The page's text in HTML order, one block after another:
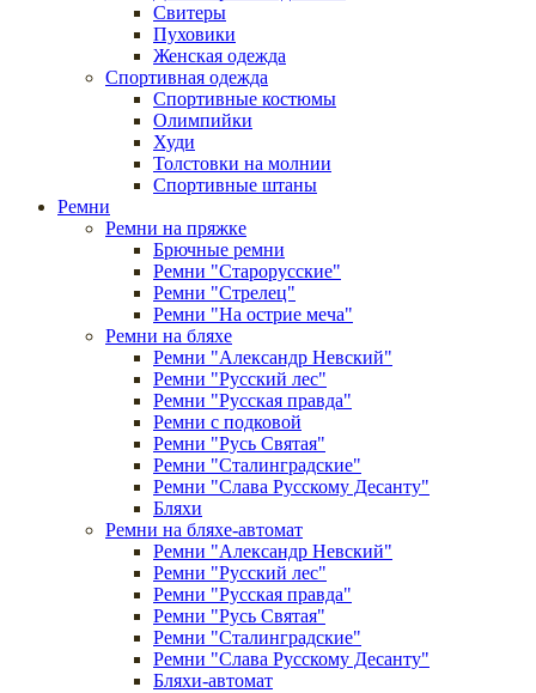
Свитеры
Пуховики
Женская одежда
Спортивная одежда
Спортивные костюмы
Олимпийки
Худи
Толстовки на молнии
Спортивные штаны
Ремни
Ремни на пряжке
Брючные ремни
Ремни "Старорусские"
Ремни "Стрелец"
Ремни "На острие меча"
Ремни на бляхе
Ремни "Александр Невский"
Ремни "Русский лес"
Ремни "Русская правда"
Ремни с подковой
Ремни "Русь Святая"
Ремни "Сталинградские"
Ремни "Слава Русскому Десанту"
Бляхи
Ремни на бляхе-автомат
Ремни "Александр Невский"
Ремни "Русский лес"
Ремни "Русская правда"
Ремни "Русь Святая"
Ремни "Сталинградские"
Ремни "Слава Русскому Десанту"
Бляхи-автомат